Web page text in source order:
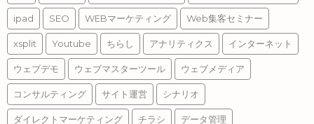
ipad SEO WEBマーケティング Web集客セミナー
xsplit Youtube ちらし アナリティクス インターネット
ウェブデモ ウェブマスターツール ウェブメディア
コンサルティング サイト運営 シナリオ
ダイレクトマーケティング チラシ データ管理